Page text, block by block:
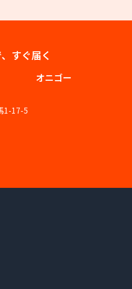
すぐ届く
オニゴー
1-17-5